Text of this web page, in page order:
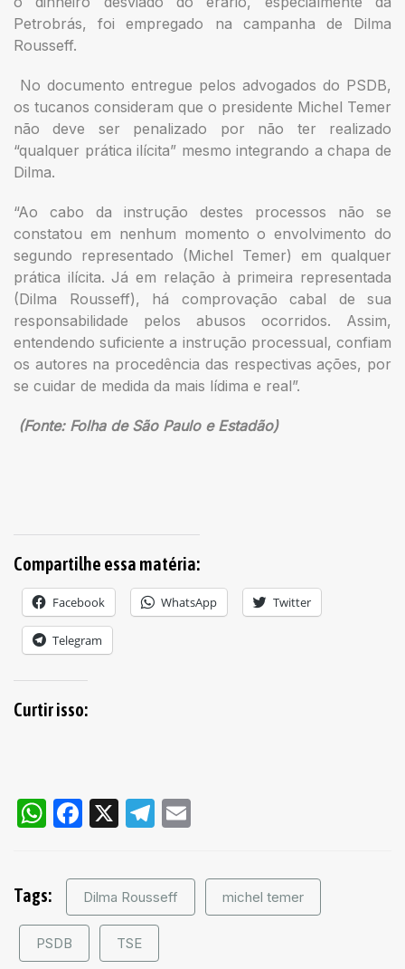
Petrobrás, foi empregado na campanha de Dilma
Rousseff.
No documento entregue pelos advogados do PSDB,
os tucanos consideram que o presidente Michel Temer
não deve ser penalizado por não ter realizado
“qualquer prática ilícita” mesmo integrando a chapa de
Dilma.
“Ao cabo da instrução destes processos não se
constatou em nenhum momento o envolvimento do
segundo representado (Michel Temer) em qualquer
prática ilícita. Já em relação à primeira representada
(Dilma Rousseff), há comprovação cabal de sua
responsabilidade pelos abusos ocorridos. Assim,
entendendo suficiente a instrução processual, confiam
os autores na procedência das respectivas ações, por
se cuidar de medida da mais lídima e real”.
(Fonte: Folha de São Paulo e Estadão)
Compartilhe essa matéria:
Facebook WhatsApp Twitter
Telegram
Curtir isso:
WhatsApp
Facebook
X Telegram
Tags: Dilma Rousseff michel temer
PSDB TSE